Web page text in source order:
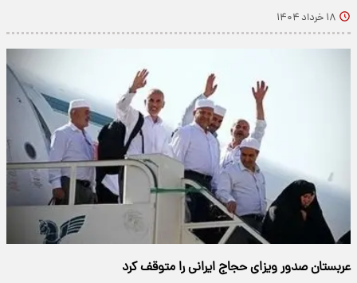
۱۸ خرداد ۱۴۰۴
عربستان صدور ویزای حجاج ایرانی را متوقف کرد